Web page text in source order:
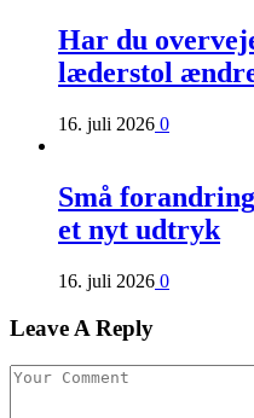
Har du
læderstol
16. juli 2026 0
Små
et nyt udtryk
16. juli 2026 0
Leave A Reply